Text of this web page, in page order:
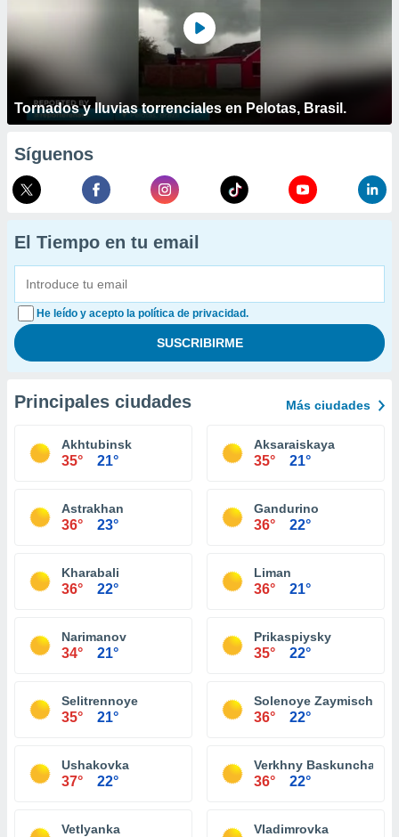
Tornados y lluvias torrenciales en Pelotas, Brasil.
Síguenos
El Tiempo en tu email
He leído y acepto la política de privacidad.
Principales ciudades Más ciudades
Akhtubinsk
35° 21°
Aksaraiskaya
35° 21°
Astrakhan
36° 23°
Gandurino
36° 22°
Kharabali
36° 22°
Liman
36° 21°
Narimanov
34° 21°
Prikaspiysky
35° 22°
Selitrennoye
35° 21°
Solenoye Zaymische
36° 22°
Ushakovka
37° 22°
Verkhny Baskunchak
36° 22°
Vetlyanka Vladimrovka